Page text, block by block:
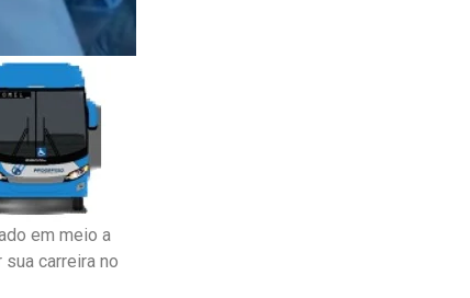
em meio a
carreira no